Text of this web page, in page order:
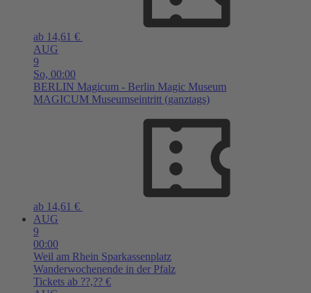
ab 14,61 €
AUG
9
So, 00:00
BERLIN Magicum - Berlin Magic Museum
MAGICUM Museumseintritt (ganztags)
ab 14,61 €
AUG
9
00:00
Weil am Rhein Sparkassenplatz
Wanderwochenende in der Pfalz
Tickets ab ??,?? €